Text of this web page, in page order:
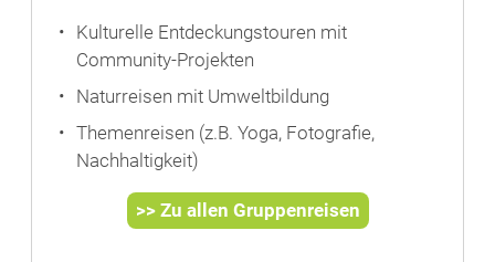
Kulturelle Entdeckungstouren mit
Community-Projekten
Naturreisen mit Umweltbildung
Themenreisen (z.B. Yoga, Fotografie,
Nachhaltigkeit)
>> Zu allen Gruppenreisen